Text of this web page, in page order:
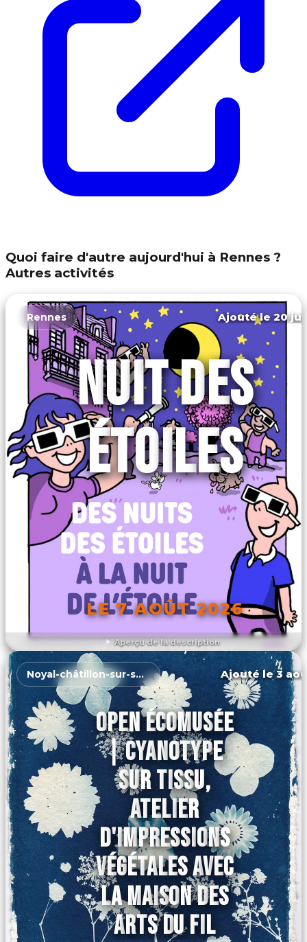
Quoi faire d'autre aujourd'hui à Rennes ?
Autres activités
Aperçu de la description
Rennes Ajouté le 20
NUIT DES
ÉTOILES
LE 7 AOÛT 2026
DÉCOUVRIR L'ÉVÉNEMENT
Noyal-châtillon-sur-seiche Ajouté le 3
OPEN ÉCOMUSÉE
| CYANOTYPE
SUR TISSU,
ATELIER
D'IMPRESSIONS
VÉGÉTALES AVEC
LA MAISON DES
ARTS DU FIL